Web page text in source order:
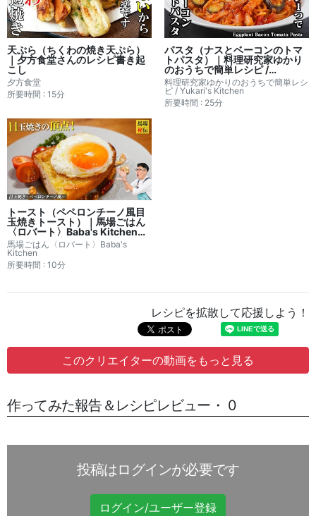
天ぷら（ちくわの焼き天ぷら）
｜夕方食堂さんのレシピ書き起
こし
夕方食堂
所要時間 : 15分
パスタ（ナスとベーコンのトマ
トパスタ）｜料理研究家ゆかり
のおうちで簡単レシピ /
Yukari's Kitchenさんのレシピ
書き起こし
料理研究家ゆかりのおうちで簡単レシ
ピ / Yukari's Kitchen
所要時間 : 25分
トースト（ペペロンチーノ風目
玉焼きトースト）｜馬場ごはん
〈ロバート〉Baba's Kitchenさ
んのレシピ書き起こし
馬場ごはん〈ロバート〉Baba's
Kitchen
所要時間 : 10分
レシピを拡散して応援しよう！
このクリエイターの動画をもっと見る
作ってみた報告＆レシピレビュー・ 0
投稿はログインが必要です
ログイン/ユーザー登録